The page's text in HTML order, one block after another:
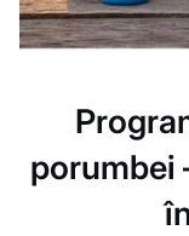
porumbei